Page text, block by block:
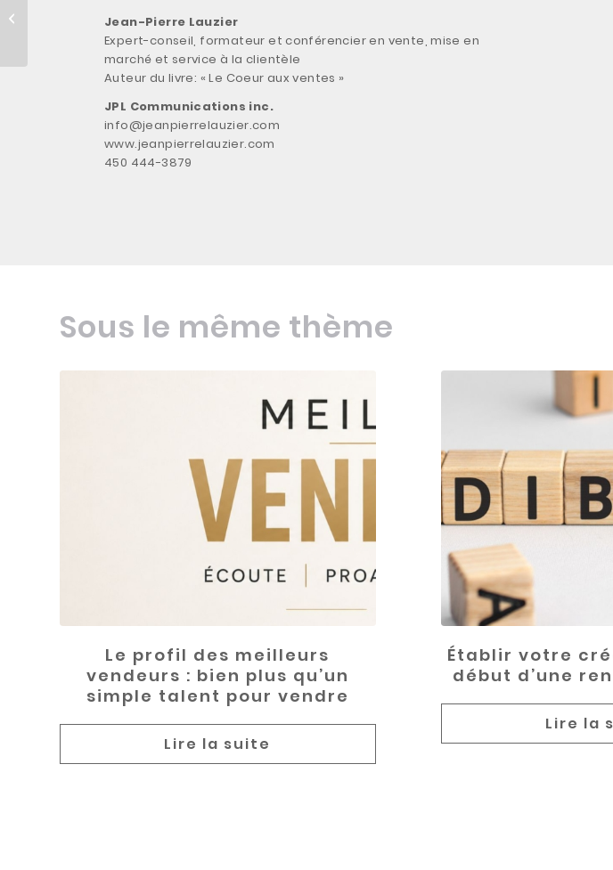
Jean-Pierre Lauzier
Expert-conseil, formateur et conférencier en vente, mise en
marché et service à la clientèle
Auteur du livre: « Le Coeur aux ventes »
JPL Communications inc.
info@jeanpierrelauzier.com
www.jeanpierrelauzier.com
450 444-3879
Sous le même thème
Le profil des meilleurs
vendeurs : bien plus qu’un
simple talent pour vendre
Établir votre
début d’une
lors de problèmes
avec des clients